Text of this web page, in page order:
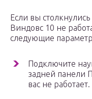
Если вы
Виндовс 10 не
следующие
Подключите
задней панели
вас не работает.